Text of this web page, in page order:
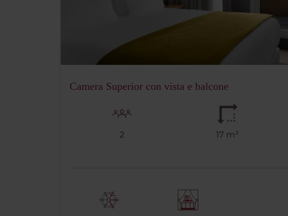
Camera Superior con vista e balcone
2 17 m²